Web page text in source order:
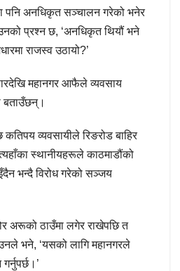
पनि अनधिकृत सञ्चालन गरेको भनेर
प्रश्न छ, ‘अनधिकृत थियौं भने
राजस्व उठायो?’
महानगर आफैले व्यवसाय
बताउँछन्।
व्यवसायीले रिङरोड बाहिर
स्थानीयहरूले काठमाडौंको
भन्दै विरोध गरेको सञ्जय
अरूको ठाउँमा लगेर राखेपछि त
उनले भने, ‘यसको लागि महानगरले